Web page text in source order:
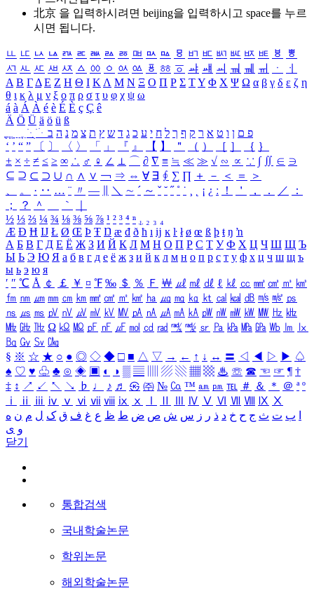
北京 을 입력하시려면 beijing을 입력하시고 space를 누르
시면 됩니다.
ㅥ ㅦ ㅧ ㅨ ㅩ ㅪ ㅫ ㅬ ㅭ ㅮ ㅯ ㅰ ㅱ ㅲ ㅳ ㅴ ㅵ ㅶ ㅷ ㅸ
ㅹ
ㅺ ㅻ ㅼ ㅽ ㅾ ㅿ ㆀ ㆁ ㆂ ㆃ ㆄ ㆅ ㆆ ㆇ ㆈ ㆉ ㆊ ㆋ ㆌ ㆍ
ㆎ
Α Β ΓΔ Ε Ζ Η Θ Ι ΚΛ Μ Ν Ξ Ο Π Ρ Σ ΤΥ Φ Χ Ψ Ω α β γ δ ε ζ η
θ ι κ λ μ ν ξ ο π ρ σ τ υ φ χ ψ ω
á à Á À é è É È ç Ç ê
Ä Ö Ü ä ö ü ß
ִֶֹ ֻּ ׁׂ פ ם ן ו ט א ר ק ף ך ל ח י ע כ ג ד ש ץ ת צ מ נ ה ב
‘ ’ “ ” 〔 〕 〈 〉 「 」 『 』 【 】 ＂ （ ） ［ ］ ｛ ｝
± × ÷ ≠ ≤ ≥ ∞ ∴ ♂ ♀ ∠ ⊥ ⌒ ∂ ∇ ≡ ≒ ≪ ≫ √ ∽ ∝ ∵ ∫ ∬ ∈ ∋
⊆ ⊇ ⊂ ⊃ ∪ ∩ ∧ ∨ ￢ ⇒ ⇔ ∀ ∃ ∮ ∑ ∏ ＋ － ＜ ＝
＞
、
。 · ‥ … ¨ 〃 ― ＼ ∼ ´ ～ ˇ ˘ ˝ ˚ ˙ ¸ ¡ ¿ ː ！ ＇ ， ． ／
：
；
？ ＾ ｀
½ ⅓ ⅔ ¼ ¾ ⅛ ⅜ ⅝ ⅞ ¹ ² ³ ⁴ ⁿ ₁ ₂ ₃ ₄
Æ Ð Ħ Ĳ Ł Ø Œ Þ Ŧ Ŋ æ đ ð ħ ı ĳ ĸ ŀ ł ø œ ß þ ŧ ŋ ŉ
А Б В Г Д Е Ё Ж З И Й К Л М Н О П Р С Т У Ф Х Ц Ч Ш Щ Ъ
Ы Ь Э Ю Я а б в г д е ё ж з и й к л м н о п р с т у ф х ц ч ш щ ъ
ы ь э ю я
′ ″ ℃ Å ￠ ￡ ￥ ¤ ℉ ‰ ＄ ％ Ｆ ￦ ㎕ ㎖ ㎗ ℓ ㎘ ㏄ ㎣ ㎤ ㎥ ㎦
㎙ ㎚ ㎛ ㎜ ㎝ ㎞ ㎟ ㎠ ㎡ ㎢ ㏊ ㎍ ㎎ ㎏ ㏏ ㎈ ㎉ ㏈ ㎧ ㎨ ㎰
㎱ ㎲ ㎳ ㎴ ㎵ ㎶ ㎷ ㎸ ㎹ ㎀ ㎁ ㎂ ㎃ ㎄ ㎺ ㎻ ㎽ ㎾ ㎿ ㎐ ㎑
㎒ ㎓ ㎔ Ω ㏀ ㏁ ㎊ ㎋ ㎌ ㏖ ㏅ ㎭ ㎮ ㎯ ㏛ ㎩ ㎪ ㎫ ㎬ ㏝ ㏐
㏓
㏃ ㏉ ㏜ ㏆
§ ※ ☆ ★ ○ ● ◎ ◇ ◆ □ ■ △ ▽ → ← ↑ ↓ ↔ 〓 ◁ ◀ ▷ ▶ ♤
♠ ♡ ♥ ♧ ♣ ⊙ ◈ ▣ ◐ ◑ ▒ ▤ ▨ ▧ ▦ ▩ ♨ ☏ ☎ ☜ ☞ ¶ †
‡ ↕ ↗ ↙ ↖ ↘ ♭ ♩ ♪ ♬ ㉿ ㈜ № ㏇ ™ ㏂ ㏘ ℡ ＃ ＆ ＊ ＠ ª º
ⅰ
ⅱ ⅲ ⅳ ⅴ ⅵ ⅶ ⅷ ⅸ ⅹ Ⅳ Ⅴ Ⅵ Ⅶ Ⅷ Ⅸ Ⅹ
ب ت ث ج ح خ د ذ ر ز س ش ص ض ط ظ ع غ ف ق ک ل م ن ه
و ی
닫기
통합검색
국내학술논문
학위논문
해외학술논문